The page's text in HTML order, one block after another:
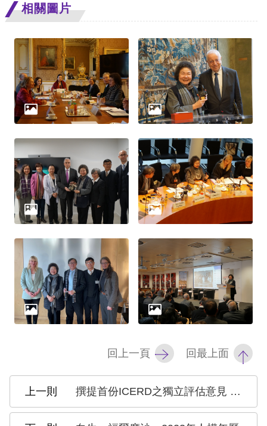
相關圖片
回上一頁 回最上面
撰提首份ICERD之獨立評估意見 人權會完成4場次民間座談會